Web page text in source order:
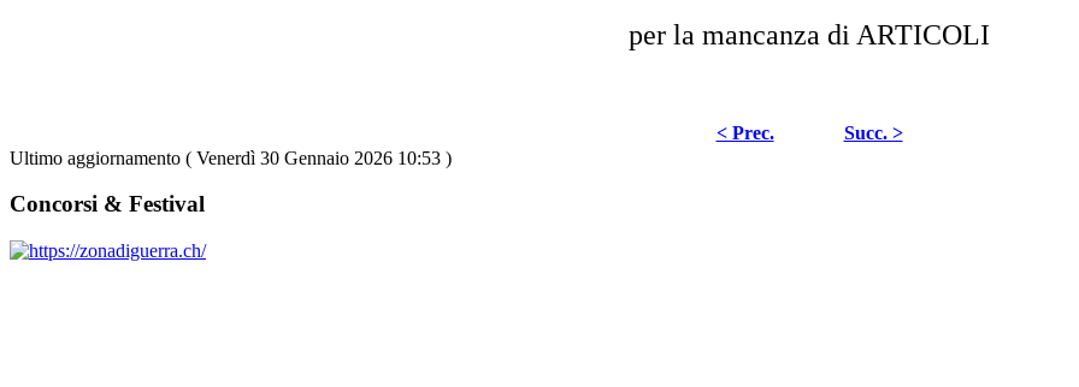
per la mancanza di ARTICOLI
< Prec.
Succ. >
Ultimo aggiornamento ( Venerdì 30 Gennaio 2026 10:53 )
Concorsi & Festival